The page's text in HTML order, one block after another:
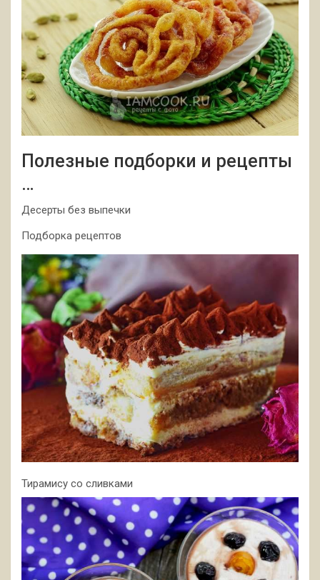
Полезные подборки и рецепты
…
Десерты без выпечки
Подборка рецептов
Тирамису со сливками